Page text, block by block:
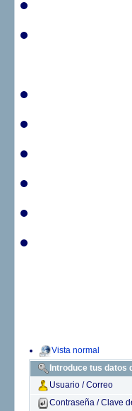
Vista normal
Introduce tus datos
Usuario / Correo
Contraseña / Clave